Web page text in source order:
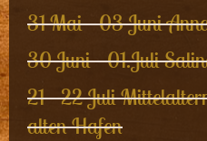
31 Mai - 03 Juni
30 Juni - 01.Juli
21 - 22 Juli
alten Hafen